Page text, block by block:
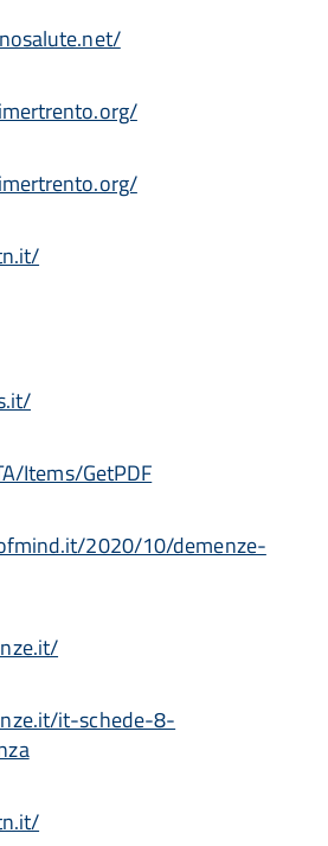
Items/GetPDF
2020/10/demenze-
it-schede-8-